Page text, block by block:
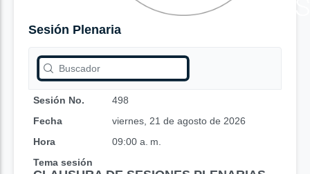
Sesión Plenaria
Sesión No.
498
Fecha
viernes, 21 de agosto de 2026
Hora
09:00 a. m.
Tema sesión